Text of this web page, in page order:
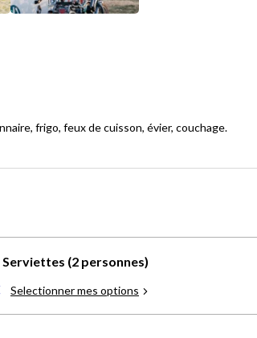
frigo, feux de cuisson, évier, couchage.
Serviettes (2 personnes)
Selectionner mes options